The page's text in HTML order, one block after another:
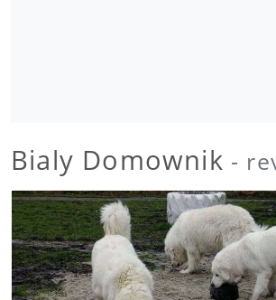
Bialy Domownik -